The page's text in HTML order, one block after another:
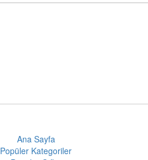
Ana Sayfa
Popüler Kategoriler